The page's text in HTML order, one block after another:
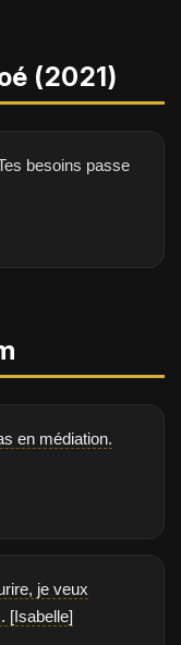
(2021)
besoins passe
en médiation.
je veux
[Isabelle]